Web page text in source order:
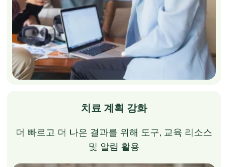
치료 계획 강화
더 빠르고 더 나은 결과를 위해 도구, 교육 리소스
및 알림 활용